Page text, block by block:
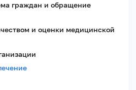
граждан и обращение
и оценки медицинской